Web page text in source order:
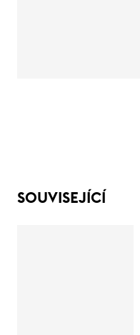
SOUVISEJÍCÍ